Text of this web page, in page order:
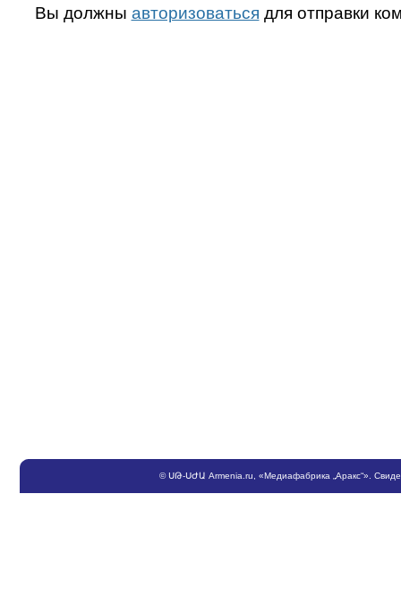
Вы должны авторизоваться для отправки
©ՍԹ-ՍԺԱ Armenia.ru , «Медиафабрика „Аракс“».